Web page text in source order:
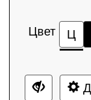
Цвет Ц